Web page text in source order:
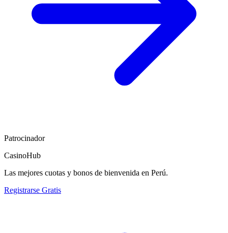
Patrocinador
CasinoHub
Las mejores cuotas y bonos de bienvenida en Perú.
Registrarse Gratis